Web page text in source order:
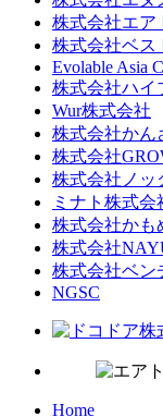
株式会社エア
株式会社ベス
Evolable Asia
株式会社ハイ
Wur株式会社
株式会社かん
株式会社
株式会社ノッ
ミナト株式会
株式会社かも
株式会社
株式会社ベン
NGSC
Home